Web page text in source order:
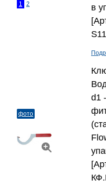
1 2
в
фото
d1